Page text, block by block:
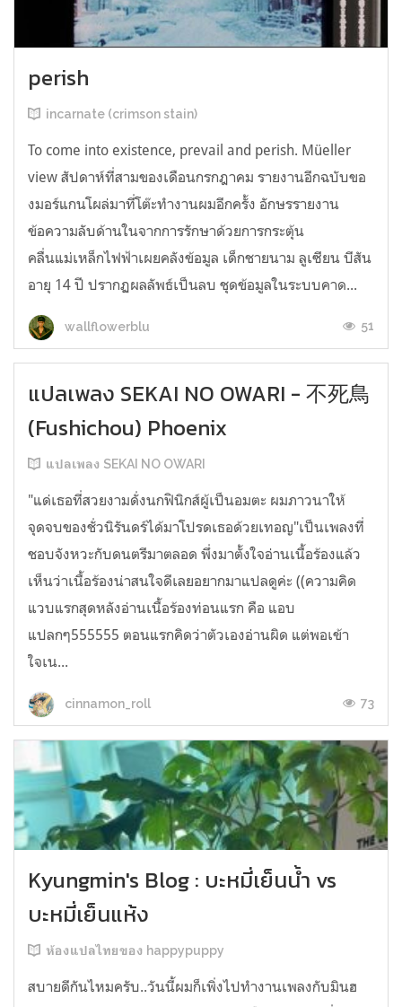
perish
incarnate (crimson stain)
To come into existence, prevail and perish. Müeller
view สัปดาห์ที่สามของเดือนกรกฎาคม รายงานอีกฉบับขอ
งมอร์แกนโผล่มาที่โต๊ะทำงานผมอีกครั้ง อักษรรายงาน
ข้อความลับด้านในจากการรักษาด้วยการกระตุ้น
คลื่นแม่เหล็กไฟฟ้าเผยคลังข้อมูล เด็กชายนาม ลูเซียน บีสัน
อายุ 14 ปี ปรากฏผลลัพธ์เป็นลบ ชุดข้อมูลในระบบคาด...
wallflowerblu 51
แปลเพลง SEKAI NO OWARI - 不死鳥
(Fushichou) Phoenix
แปลเพลง SEKAI NO OWARI
"แด่เธอที่สวยงามดั่งนกฟินิกส์ผู้เป็นอมตะ ผมภาวนาให้
จุดจบของชั่วนิรันดร์ได้มาโปรดเธอด้วยเทอญ"เป็นเพลงที่
ชอบจังหวะกับดนตรีมาตลอด พึ่งมาตั้งใจอ่านเนื้อร้องแล้ว
เห็นว่าเนื้อร้องน่าสนใจดีเลยอยากมาแปลดูค่ะ ((ความคิด
แวบแรกสุดหลังอ่านเนื้อร้องท่อนแรก คือ แอบ
แปลกๆ555555 ตอนแรกคิดว่าตัวเองอ่านผิด แต่พอเข้า
ใจเน...
cinnamon_roll 73
Kyungmin's Blog : บะหมี่เย็นน้ำ vs
บะหมี่เย็นแห้ง
ห้องแปลไทยของ happypuppy
สบายดีกันไหมครับ..วันนี้ผมก็เพิ่งไปทำงานเพลงกับมินฮ